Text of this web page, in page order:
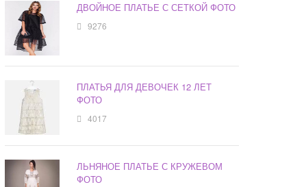
ДВОЙНОЕ ПЛАТЬЕ С СЕТКОЙ ФОТО
9276
ПЛАТЬЯ ДЛЯ ДЕВОЧЕК 12 ЛЕТ
ФОТО
4017
ЛЬНЯНОЕ ПЛАТЬЕ С КРУЖЕВОМ
ФОТО